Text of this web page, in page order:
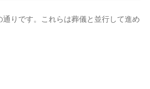
りです。これらは葬儀と並行して進め